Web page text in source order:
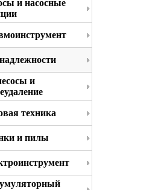
и насосные
и
техника
и пилы